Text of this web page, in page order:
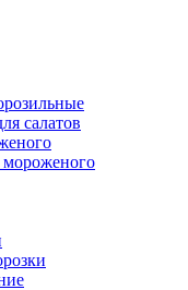
салатов
мороженого